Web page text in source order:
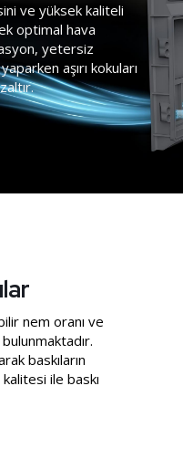
ve yüksek kaliteli
optimal hava
yetersiz
aşırı kokuları
nem oranı ve
baskıların
ile baskı